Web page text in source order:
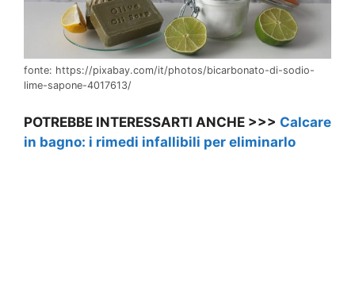
fonte: https://pixabay.com/it/photos/bicarbonato-di-sodio-
lime-sapone-4017613/
POTREBBE INTERESSARTI ANCHE >>> Calcare
in bagno: i rimedi infallibili per eliminarlo